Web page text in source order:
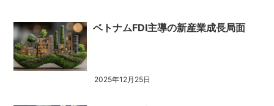
ベトナムFDI主導の新産業成長局面
2025年12月25日